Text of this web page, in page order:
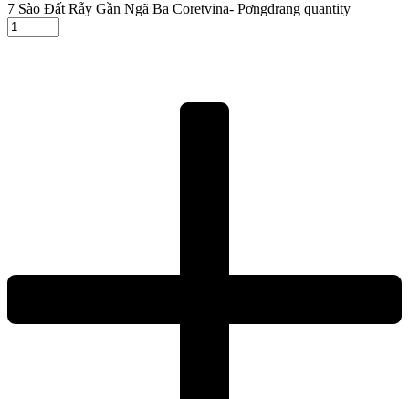
7 Sào Đất Rẫy Gần Ngã Ba Coretvina- Pơngdrang quantity